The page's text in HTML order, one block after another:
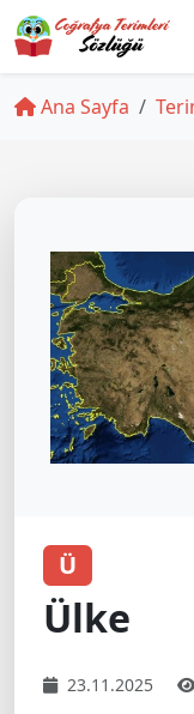
Ana Sayfa
Ü
Ülke
23.11.2025